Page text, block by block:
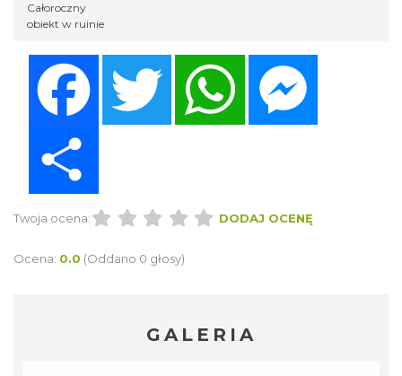
Całoroczny
obiekt w ruinie
Twitter WhatsApp
Twoja ocena: DODAJ OCENĘ
Ocena: 0.0 (Oddano 0 głosy)
GALERIA